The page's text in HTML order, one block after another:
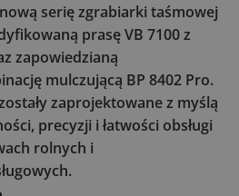
serię zgrabiarki taśmowej
prasę VB 7100 z
zapowiedzianą
mulczującą BP 8402 Pro.
zaprojektowane z myślą
precyzji i łatwości obsługi
rolnych i